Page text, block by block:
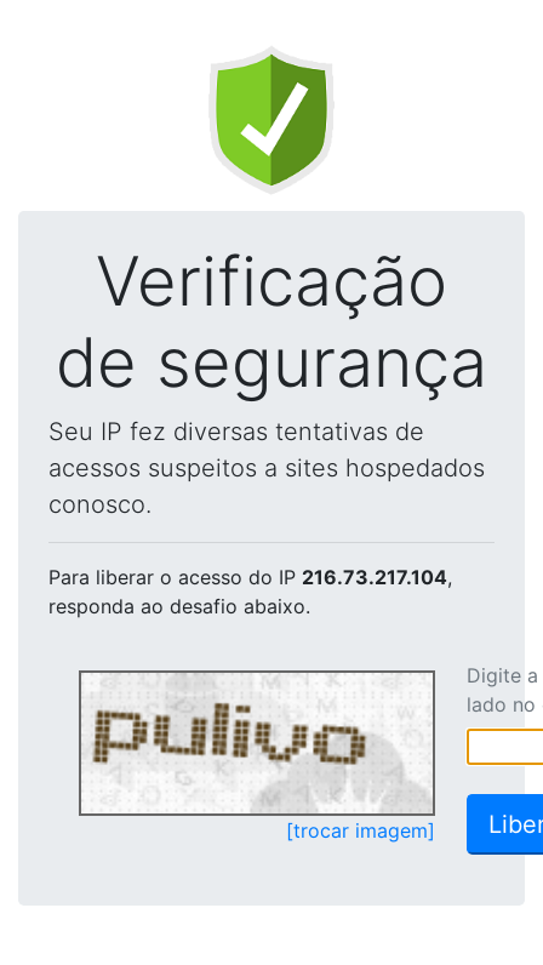
Verificação
de segurança
Seu IP fez diversas tentativas de
acessos suspeitos a sites hospedados
conosco.
Para liberar o acesso do IP 216.73.217.104,
responda ao desafio abaixo.
[trocar imagem]
Digite
lado no